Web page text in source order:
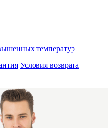
температур
Условия возврата